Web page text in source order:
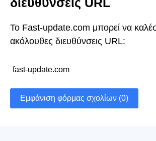
Το Fast-update.com μπορεί να
ακόλουθες διευθύνσεις URL:
fast-update.com
Εμφάνιση φόρμας σχολίων (0)